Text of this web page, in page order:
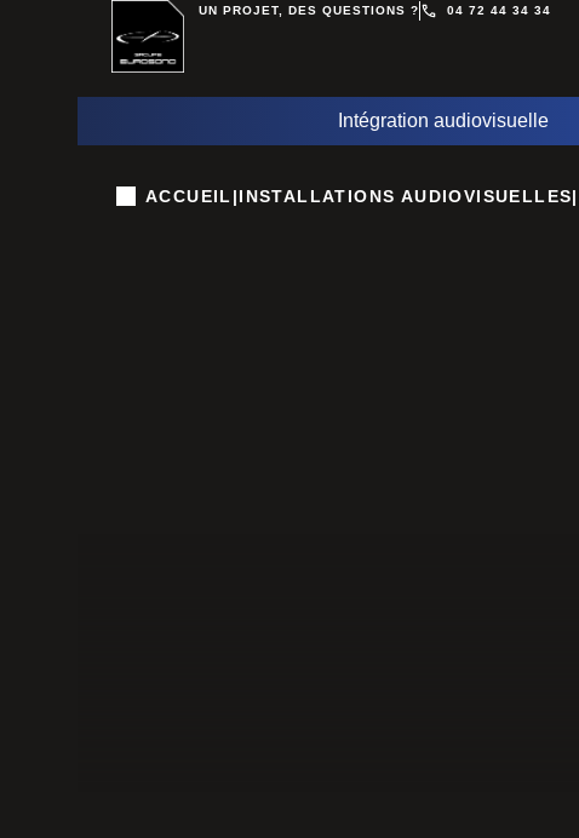
UN PROJET, DES QUESTIONS ? 04 72 44 34 34
Intégration audiovisuelle
ACCUEIL |INSTALLATIONS AUDIOVISUELLES|